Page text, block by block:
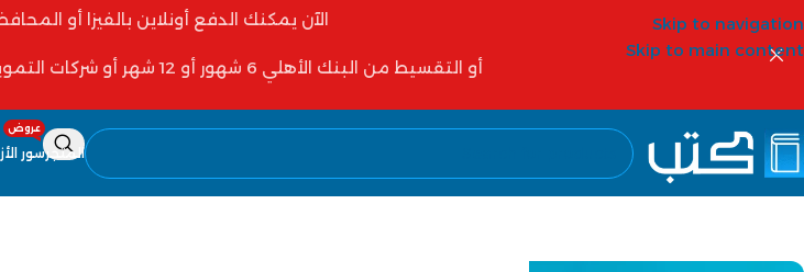
Skip to navigation
Skip to main content
الآن يمكنك الدفع أونلاين بالفيزا أو
أو التقسيط من البنك الأهلي 6 شهور أو 12 شهر أو شركات التمويل مثل فاليو وامان وسهولة
المتجرسور
عروض